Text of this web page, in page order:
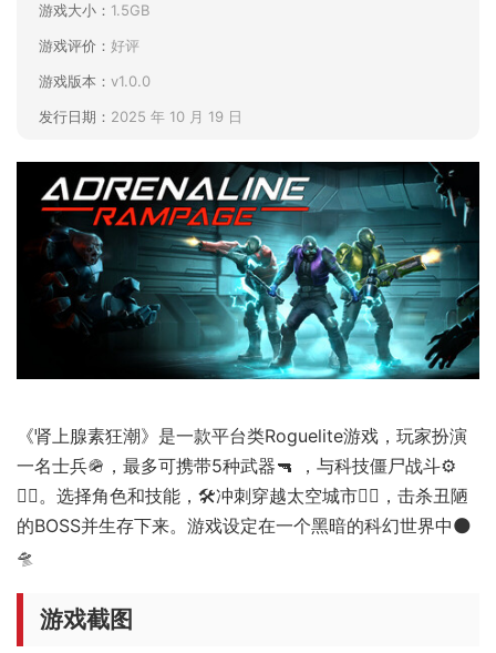
游戏大小： 1.5GB
游戏评价： 好评
游戏版本： v1.0.0
发行日期： 2025 年 10 月 19 日
《肾上腺素狂潮》是一款平台类Roguelite游戏，玩家扮演
一名士兵🪖，最多可携带5种武器🔫 ，与科技僵尸战斗⚙️
🧟‍♂️。选择角色和技能，🛠️冲刺穿越太空城市🏃‍♂️，击杀丑陋
的BOSS并生存下来。游戏设定在一个黑暗的科幻世界中🌑
🛸
游戏截图